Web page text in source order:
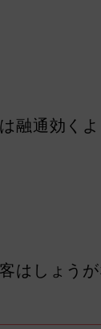
融通効く
はしょう